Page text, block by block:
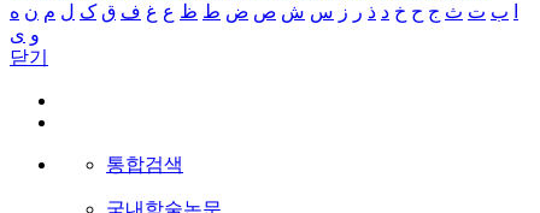
ب ت ث ج ح خ د ذ ر ز س ش ص ض ط ظ ع غ ف ق ک ل م ن ه
و ی
닫기
통합검색